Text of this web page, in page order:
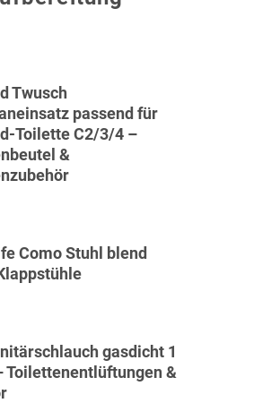
Twusch
passend für
Toilette C2/3/4 –
&
Como Stuhl blend
gasdicht 1
Toilettenentlüftungen &